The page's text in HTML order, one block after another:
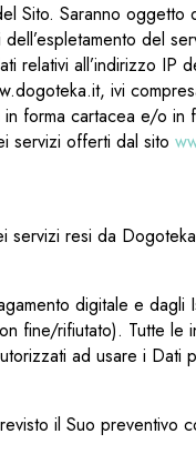
Sito. Saranno
del
relativi all’indirizzo IP
ivi
forma cartacea e/o in
servizi offerti dal sito
resi da
digitale e
fine/rifiutato). Tutte le
ad usare i Dati
il Suo preventivo